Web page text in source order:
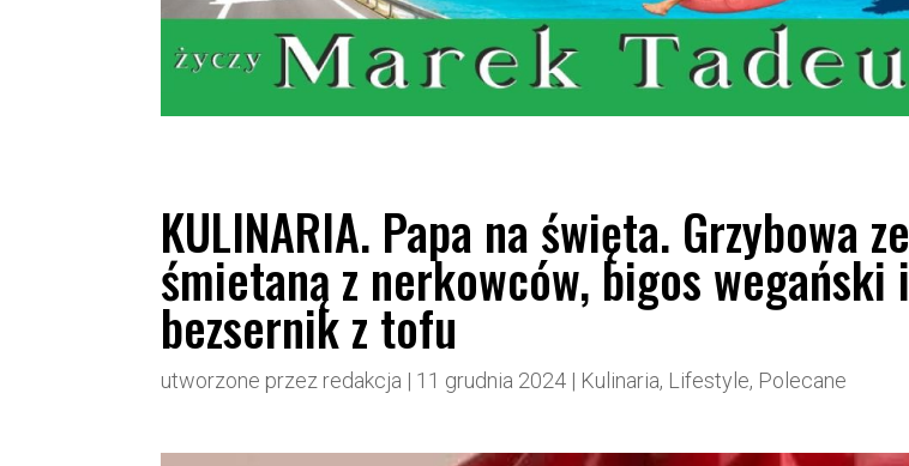
KULINARIA. Papa na święta. Grzybowa ze
śmietaną z nerkowców, bigos wegański i
bezsernik z tofu
utworzone przez redakcja | 11 grudnia 2024 | Kulinaria, Lifestyle, Polecane